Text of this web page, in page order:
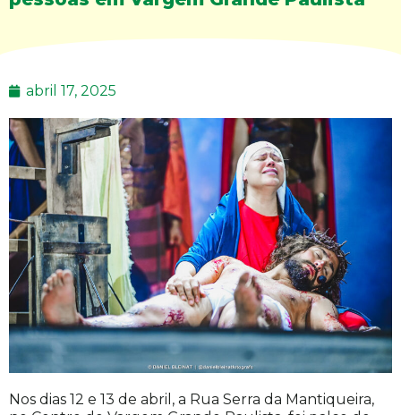
abril 17, 2025
Nos dias 12 e 13 de abril, a Rua Serra da Mantiqueira,